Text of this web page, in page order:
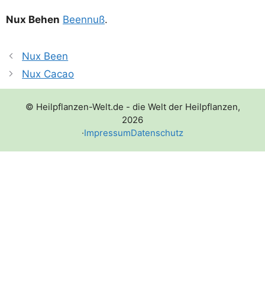
Nux Behen Been­nuß.
Nux Been
Nux Cacao
© Heilpflanzen-Welt.de - die Welt der Heilpflanzen,
2026
·ImpressumDatenschutz